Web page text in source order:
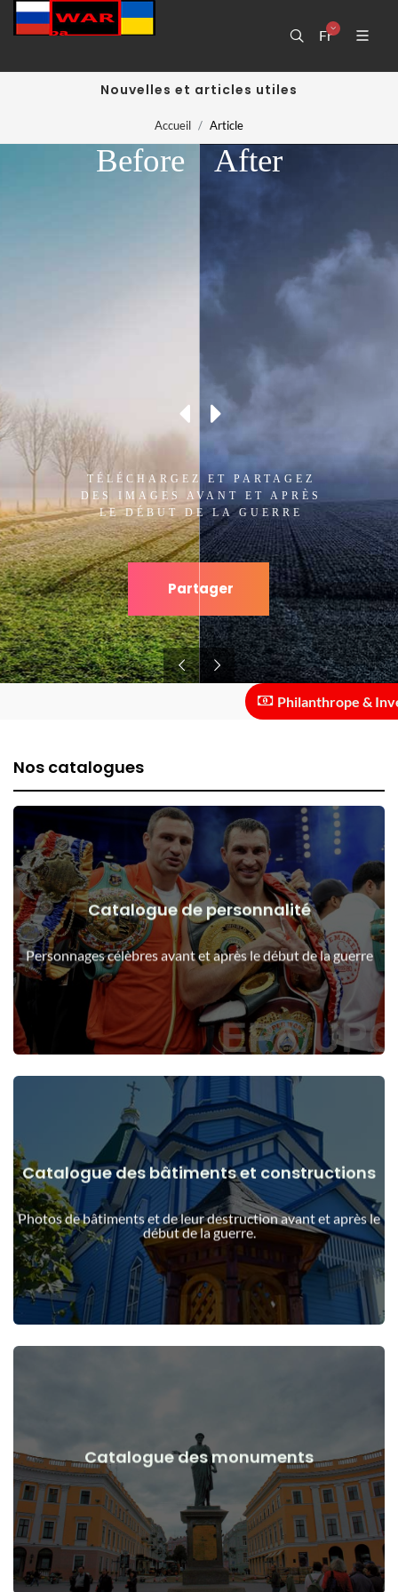
Fr
Nouvelles et articles utiles
Accueil Article
TÉLÉCHARGEZ ET PARTAGEZ
DES IMAGES AVANT ET APRÈS
LE DÉBUT DE LA GUERRE
Partager
After
Before
Philanthrope &
Nos catalogues
Catalogue de personnalité
Personnages célèbres avant et après le début de la guerre
Les gens avant et après le début de la guerre
Voir les détails
Catalogue des bâtiments et constructions
Photos de bâtiments et de leur destruction avant et après le
début de la guerre.
Bâtiments, structures, objets avant et après le début de la
guerre
Voir les détails
Catalogue des monuments
Monuments, œuvres d'art avant et après le début de la
guerre
Voir les détails